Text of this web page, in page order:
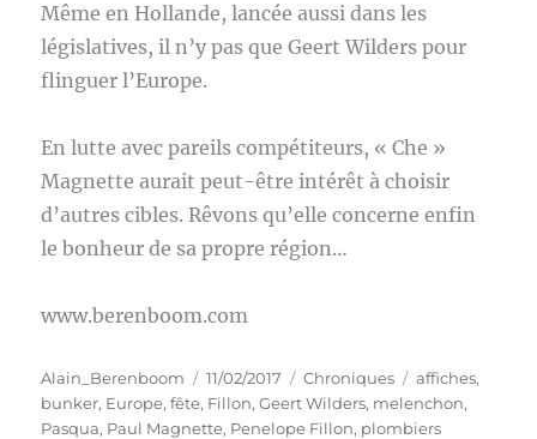
Même en Hollande, lancée aussi dans les
législatives, il n’y pas que Geert Wilders pour
flinguer l’Europe.
En lutte avec pareils compétiteurs, « Che »
Magnette aurait peut-être intérêt à choisir
d’autres cibles. Rêvons qu’elle concerne enfin
le bonheur de sa propre région…
www.berenboom.com
Auteur
Alain_Berenboom
Publié
le
11/02/2017 Catégories
Chroniques Étiquettes
affiches,
bunker, Europe,fête, Fillon,Geert Wilders, melenchon,
Pasqua, Paul Magnette, Penelope Fillon, plombiers